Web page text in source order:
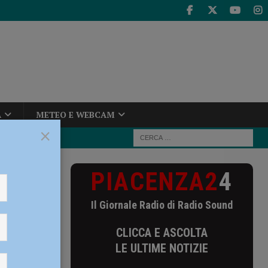
METEO E WEBCAM
PIACENZA24
Il Giornale Radio di Radio Sound
CLICCA E ASCOLTA
LE ULTIME NOTIZIE
×